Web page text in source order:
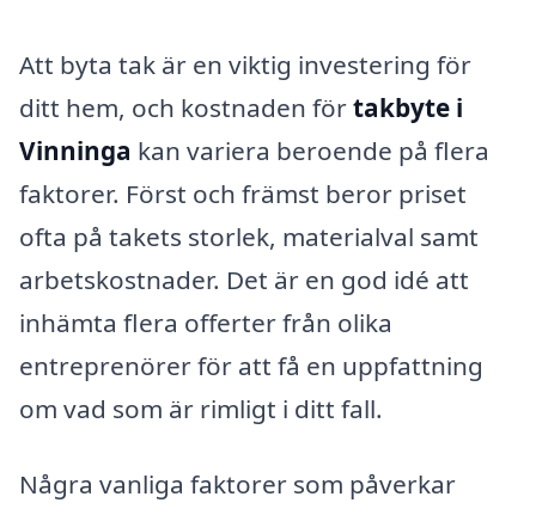
Att byta tak är en viktig investering för
ditt hem, och kostnaden förtakbyte i
Vinninga kan variera beroende på flera
faktorer. Först och främst beror priset
ofta på takets storlek, materialval samt
arbetskostnader. Det är en god idé att
inhämta flera offerter från olika
entreprenörer för att få en uppfattning
om vad som är rimligt i ditt fall.
Några vanliga faktorer som påverkar